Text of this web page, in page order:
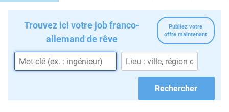
Publiez votre
offre maintenant
Trouvez ici votre job franco-
allemand de rêve